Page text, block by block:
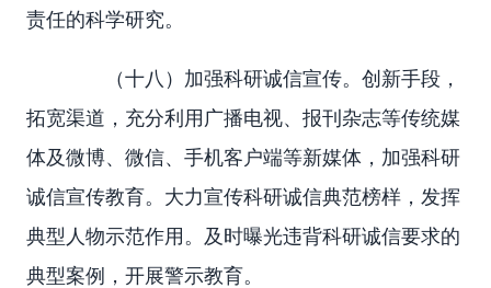
责任的科学研究。
（十八）加强科研诚信宣传。创新手段，
拓宽渠道，充分利用广播电视、报刊杂志等传统媒
体及微博、微信、手机客户端等新媒体，加强科研
诚信宣传教育。大力宣传科研诚信典范榜样，发挥
典型人物示范作用。及时曝光违背科研诚信要求的
典型案例，开展警示教育。